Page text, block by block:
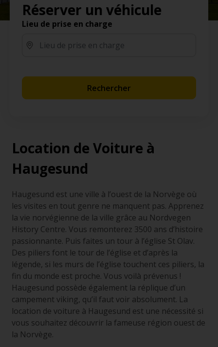
Réserver un véhicule
Lieu de prise en charge
Rechercher
Location de Voiture à
Haugesund
Haugesund est une ville à l’ouest de la Norvège où
les visites en tout genre ne manquent pas. Apprenez
la vie norvégienne de la ville grâce au Nordvegen
History Centre. Vous remonterez 3500 ans d’histoire
passionnante. Puis faites un tour à l’église St Olav.
Des piliers font le tour de l’église et d’après la
légende, si les murs de l’église touchent ces piliers, la
fin du monde est proche. Vous voilà prévenus !
Haugesund possède également la réplique d’un
campement viking, qu’il faut voir absolument. La
location de voiture à Haugesund est une nécessité si
vous souhaitez découvrir la fameuse région ouest de
la Norvège.